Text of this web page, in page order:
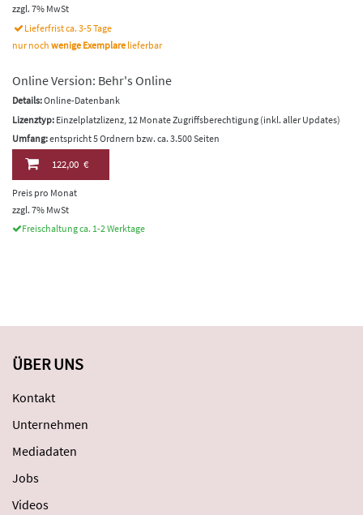
zzgl. 7% MwSt
Lieferfrist ca. 3-5 Tage
nur noch wenige Exemplare lieferbar
Online Version: Behr's Online
Details:Online-Datenbank
Lizenztyp: Einzelplatzlizenz, 12 Monate Zugriffsberechtigung (inkl. aller Updates)
Umfang:entspricht 5 Ordnern bzw. ca. 3.500 Seiten
122,00 €
Preis pro Monat
zzgl. 7% MwSt
Freischaltung ca. 1-2 Werktage
ÜBER UNS
Kontakt
Unternehmen
Mediadaten
Jobs
Videos